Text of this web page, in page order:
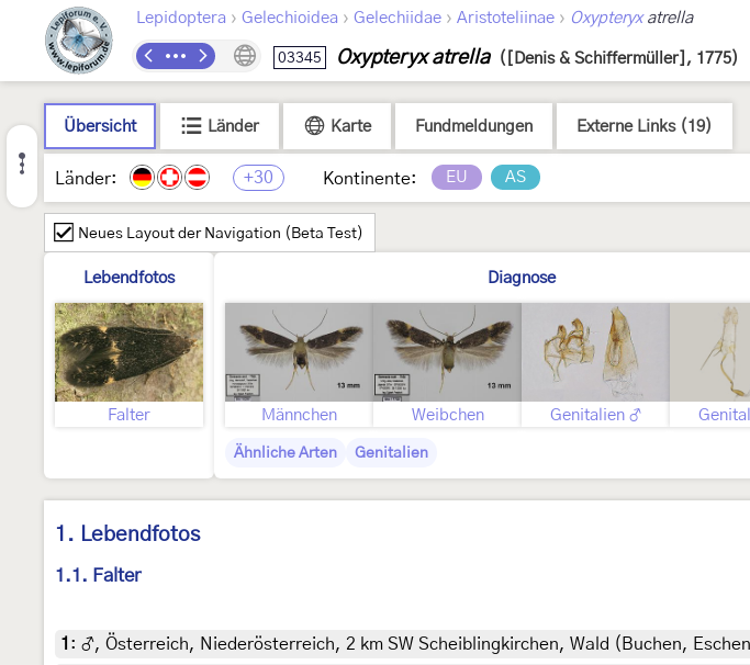
Lepidoptera › Gelechioidea › Gelechiidae › Aristoteliinae › Oxypteryxatrella
03345 Oxypteryx atrella ([Denis & Schiffermüller], 1775)
Übersicht Länder Karte Fundmeldungen Externe Links (19)
Länder: +30 Kontinente: EU AS
Neues Layout der Navigation (Beta Test)
Lebendfotos
Falter
Diagnose
Männchen Weibchen Genitalien ♂
Ähnliche Arten Genitalien
1. Lebendfotos
1.1. Falter
1 : ♂, Österreich, Niederösterreich, 2 km SW Scheiblingkirchen, Wald (Buchen,